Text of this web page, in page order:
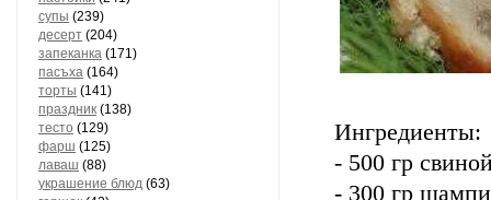
супы (239)
десерт (204)
запеканка (171)
пасъха (164)
торты (141)
праздник (138)
тесто (129)
фарш (125)
лаваш (88)
украшение блюд (63)
Ингредиенты:
- 500 гр
- 300 гр